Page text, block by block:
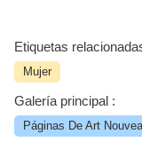
Etiquetas
Mujer
Galería principal :
Páginas De Art